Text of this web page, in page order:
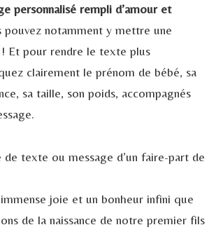
personnalisé rempli d’amour et
pouvez notamment y mettre une
Et pour rendre le texte plus
clairement le prénom de bébé, sa
sa taille, son poids, accompagnés
texte ou message d’un faire-part de
immense joie et un bonheur infini que
de la naissance de notre premier fils